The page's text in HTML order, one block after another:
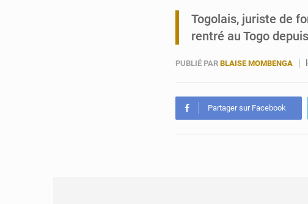
Togolais, juriste de
rentré au Togo
PUBLIÉ PAR BLAISE MOMBENGA
Partager sur Facebook